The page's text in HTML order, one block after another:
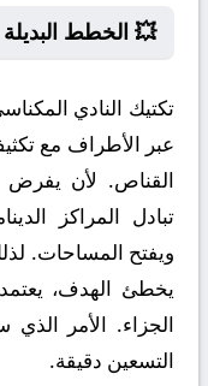
💥 الخطط البديلة
تكتيك النادي
عبر الأطراف مع
القناص. لأن يفرض
تبادل المراكز
ويفتح المساحات.
يخطئ الهدف،
الجزاء. الأمر
التسعين دقيقة.